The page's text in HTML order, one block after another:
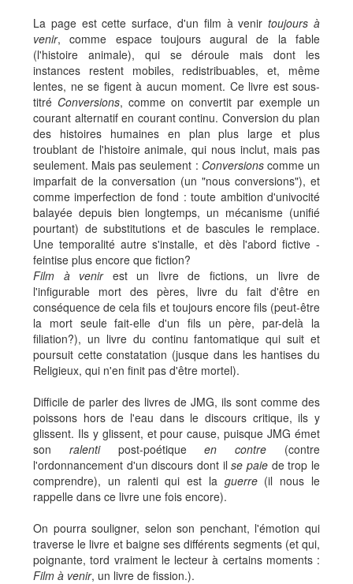
La page est cette surface, d'un film à venirtoujours à
venir, comme espace toujours augural de la fable
(l'histoire animale), qui se déroule mais dont les
instances restent mobiles, redistribuables, et, même
lentes, ne se figent à aucun moment. Ce livre est sous-
titré Conversions, comme on convertit par exemple un
courant alternatif en courant continu. Conversion du plan
des histoires humaines en plan plus large et plus
troublant de l'histoire animale, qui nous inclut, mais pas
seulement. Mais pas seulement : Conversionscomme un
imparfait de la conversation (un "nous conversions"), et
comme imperfection de fond : toute ambition d'univocité
balayée depuis bien longtemps, un mécanisme (unifié
pourtant) de substitutions et de bascules le remplace.
Une temporalité autre s'installe, et dès l'abord fictive -
feintise plus encore que fiction?
Film à venirest un livre de fictions, un livre de
l'infigurable mort des pères, livre du fait d'être en
conséquence de cela fils et toujours encore fils (peut-être
la mort seule fait-elle d'un fils un père, par-delà la
filiation?), un livre du continu fantomatique qui suit et
poursuit cette constatation (jusque dans les hantises du
Religieux, qui n'en finit pas d'être mortel).
Difficile de parler des livres de JMG, ils sont comme des
poissons hors de l'eau dans le discours critique, ils y
glissent. Ils y glissent, et pour cause, puisque JMG émet
son ralentipost-poétiqueen contre (contre
l'ordonnancement d'un discours dont ilse paie de trop le
comprendre), un ralenti qui est la guerre(il nous le
rappelle dans ce livre une fois encore).
On pourra souligner, selon son penchant, l'émotion qui
traverse le livre et baigne ses différents segments (et qui,
poignante, tord vraiment le lecteur à certains moments :
Film à venir, un livre de fission.).